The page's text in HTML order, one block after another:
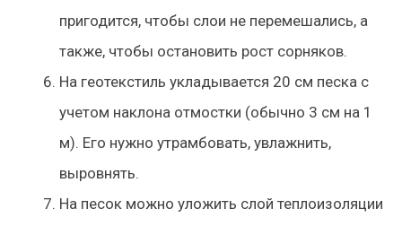
пригодится, чтобы слои не перемешались, а
также, чтобы остановить рост сорняков.
На геотекстиль укладывается 20 см песка с
учетом наклона отмостки (обычно 3 см на 1
м). Его нужно утрамбовать, увлажнить,
выровнять.
На песок можно уложить слой теплоизоляции